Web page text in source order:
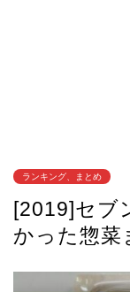
ランキング、まとめ
[2019]セブ
かった惣菜